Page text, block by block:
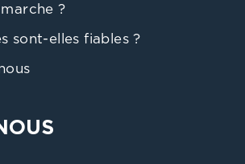
?
sont-elles fiables ?